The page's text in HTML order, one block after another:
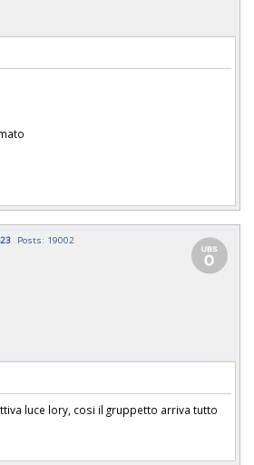
Posts: 19002
luce lory, cosi il gruppetto arriva tutto